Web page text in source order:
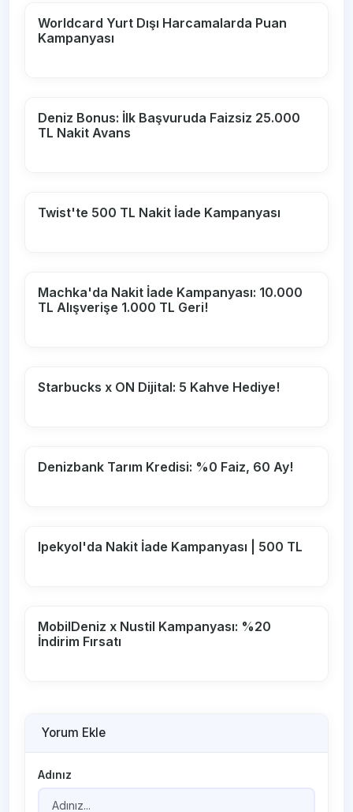
Worldcard Yurt Dışı Harcamalarda Puan
Kampanyası
Deniz Bonus: İlk Başvuruda Faizsiz 25.000
TL Nakit Avans
Twist'te 500 TL Nakit İade Kampanyası
Machka'da Nakit İade Kampanyası: 10.000
TL Alışverişe 1.000 TL Geri!
Starbucks x ON Dijital: 5 Kahve Hediye!
Denizbank Tarım Kredisi: %0 Faiz, 60 Ay!
Ipekyol'da Nakit İade Kampanyası | 500 TL
MobilDeniz x Nustil Kampanyası: %20
İndirim Fırsatı
Yorum Ekle
Adınız